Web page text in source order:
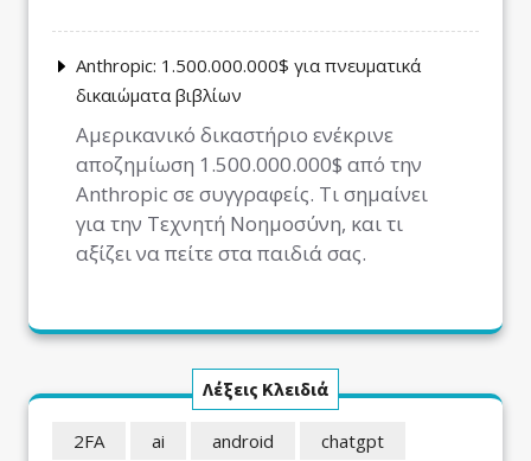
Anthropic: 1.500.000.000$ για πνευματικά
δικαιώματα βιβλίων
Αμερικανικό δικαστήριο ενέκρινε
αποζημίωση 1.500.000.000$ από την
Anthropic σε συγγραφείς. Τι σημαίνει
για την Τεχνητή Νοημοσύνη, και τι
αξίζει να πείτε στα παιδιά σας.
Λέξεις Κλειδιά
2FA ai android
chatgpt